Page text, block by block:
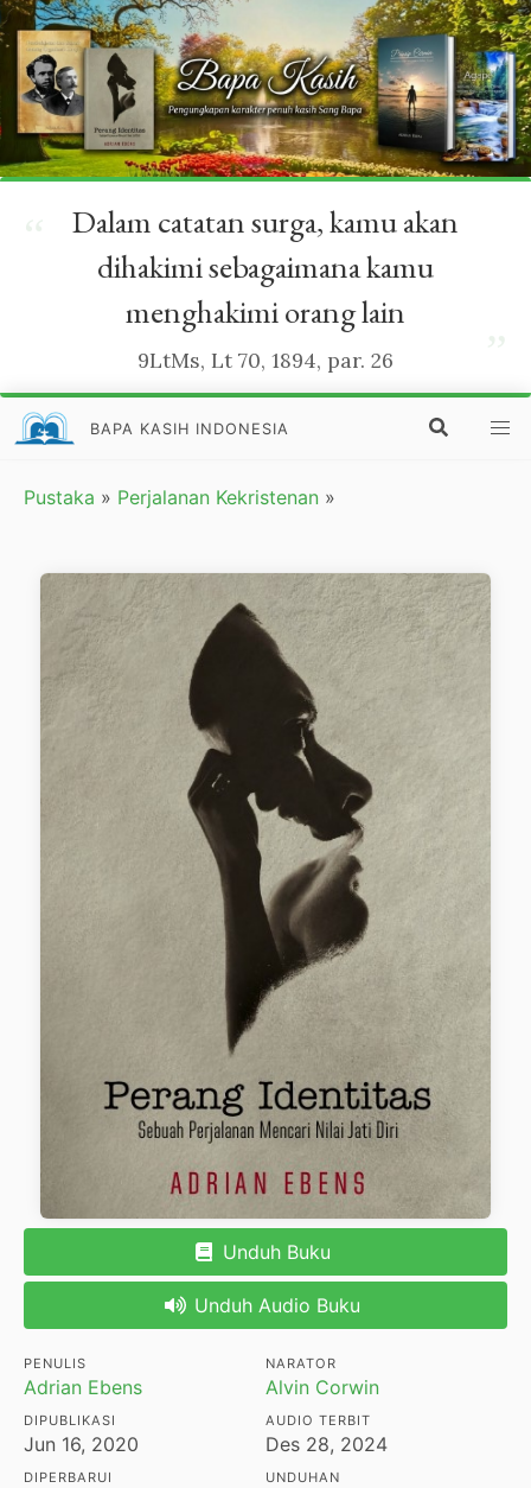
Dalam catatan surga, kamu akan
dihakimi sebagaimana kamu
menghakimi orang lain
9LtMs, Lt 70, 1894, par. 26
BAPA KASIH INDONESIA
Pustaka » Perjalanan Kekristenan »
Unduh Buku
Unduh Audio Buku
PENULIS
Adrian Ebens
NARATOR
Alvin Corwin
DIPUBLIKASI
Jun 16, 2020
AUDIO TERBIT
Des 28, 2024
DIPERBARUI UNDUHAN